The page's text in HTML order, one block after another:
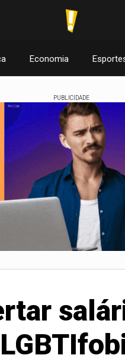
Economia
PUBLICIDADE